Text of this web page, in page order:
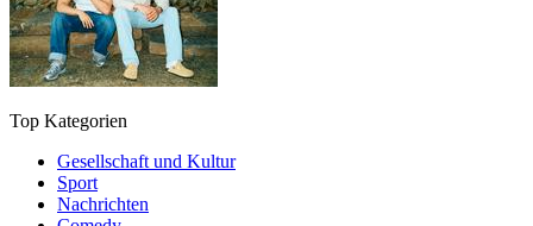
Top Kategorien
Gesellschaft und Kultur
Sport
Nachrichten